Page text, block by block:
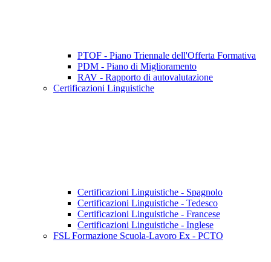
PTOF - Piano Triennale dell'Offerta Formativa
PDM - Piano di Miglioramento
RAV - Rapporto di autovalutazione
Certificazioni Linguistiche
Certificazioni Linguistiche - Spagnolo
Certificazioni Linguistiche - Tedesco
Certificazioni Linguistiche - Francese
Certificazioni Linguistiche - Inglese
FSL Formazione Scuola-Lavoro Ex - PCTO